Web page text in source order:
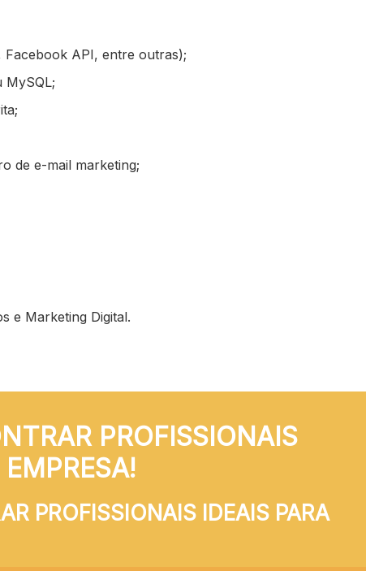
Facebook API, entre outras);
MySQL;
de e-mail marketing;
e Marketing Digital.
PROFISSIONAIS
EMPRESA!
PROFISSIONAIS IDEAIS PARA